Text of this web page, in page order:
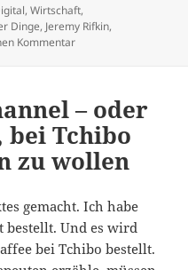
,Wirtschaft,
Dinge, Jeremy Rifkin,
Kommentarzu Jeremy Rifkin über
– oder
bei Tchibo
zu wollen
gemacht. Ich habe
bestellt. Und es wird
bei Tchibo bestellt.